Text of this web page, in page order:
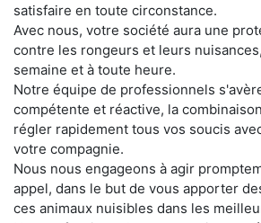
satisfaire en toute circonstance.
Avec nous, votre société aura une
contre les rongeurs et leurs
semaine et à toute heure.
Notre équipe de professionnels
compétente et réactive, la
régler rapidement tous vos soucis
votre compagnie.
Nous nous engageons à agir
appel, dans le but de vous apporter
ces animaux nuisibles dans les